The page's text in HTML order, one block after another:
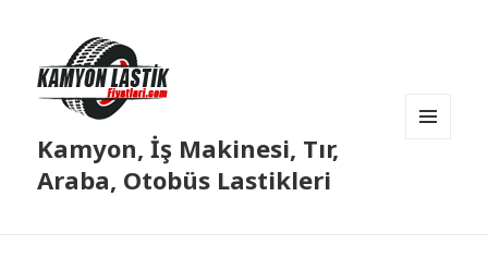
Kamyon, İş Makinesi, Tır,
Araba, Otobüs Lastikleri